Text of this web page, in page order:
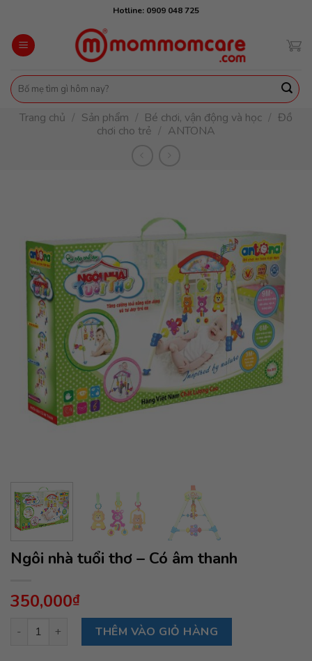
content
Hotline: 0909 048 725
Tìm
kiếm:
Trang chủ / Sản phẩm / Bé chơi, vận động và học / Đồ
chơi cho trẻ / ANTONA
Ngôi nhà tuổi thơ – Có âm thanh
350,000₫
Ngôi nhà tuổi thơ - Có âm thanh số lượng
THÊM VÀO GIỎ HÀNG